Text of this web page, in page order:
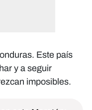
Este país
y a seguir
imposibles.